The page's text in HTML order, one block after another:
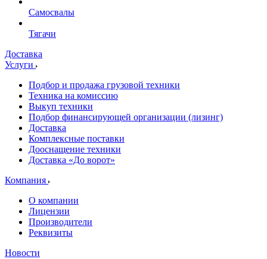
Самосвалы
Тягачи
Доставка
Услуги
Подбор и продажа грузовой техники
Техника на комиссию
Выкуп техники
Подбор финансирующей организации (лизинг)
Доставка
Комплексные поставки
Дооснащение техники
Доставка «До ворот»
Компания
О компании
Лицензии
Производители
Реквизиты
Новости